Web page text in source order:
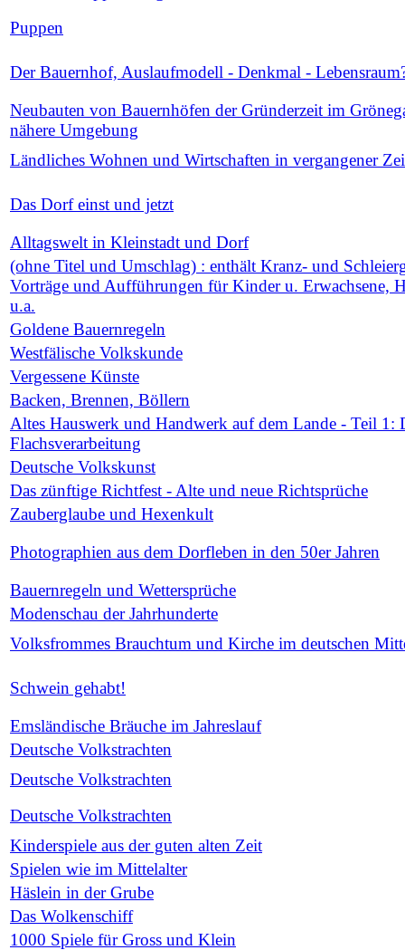
Puppen
Der Bauernhof, Auslaufmodell - Denkmal -
Neubauten von Bauernhöfen der Gründerzeit im
nähere Umgebung
Ländliches Wohnen und Wirtschaften in vergangener
Das Dorf einst und jetzt
Alltagswelt in Kleinstadt und Dorf
(ohne Titel und Umschlag) : enthält Kranz- und
Vorträge und Aufführungen für Kinder u. Erwachsene,
u.a.
Goldene Bauernregeln
Westfälische Volkskunde
Vergessene Künste
Backen, Brennen, Böllern
Altes Hauswerk und Handwerk auf dem Lande - Teil 1:
Flachsverarbeitung
Deutsche Volkskunst
Das zünftige Richtfest - Alte und neue Richtsprüche
Zauberglaube und Hexenkult
Photographien aus dem Dorfleben in den 50er Jahren
Bauernregeln und Wettersprüche
Modenschau der Jahrhunderte
Volksfrommes Brauchtum und Kirche im deutschen
Schwein gehabt!
Emsländische Bräuche im Jahreslauf
Deutsche Volkstrachten
Deutsche Volkstrachten
Deutsche Volkstrachten
Kinderspiele aus der guten alten Zeit
Spielen wie im Mittelalter
Häslein in der Grube
Das Wolkenschiff
1000 Spiele für Gross und Klein